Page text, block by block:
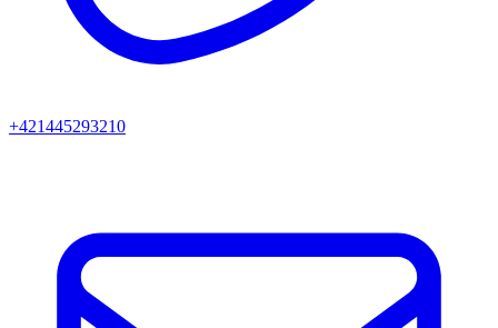
+421445293210